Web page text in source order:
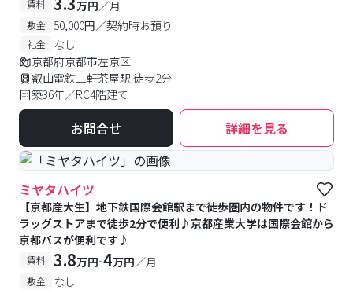
賃料 万円／月
敷金 50,000円／契約時お預り
礼金
なし
京都府京都市左京区
叡山電鉄二軒茶屋駅 徒歩2分
築36年／RC4階建て
お問合せ 詳細を見る
ミヤタハイツ
【京都産大生】地下鉄国際会館駅まで徒歩圏内の物件です！ド
ラッグストアまで徒歩2分で便利♪京都産業大学は国際会館から
京都バスが便利です♪
賃料 3.8万円-4万円／月
敷金 なし